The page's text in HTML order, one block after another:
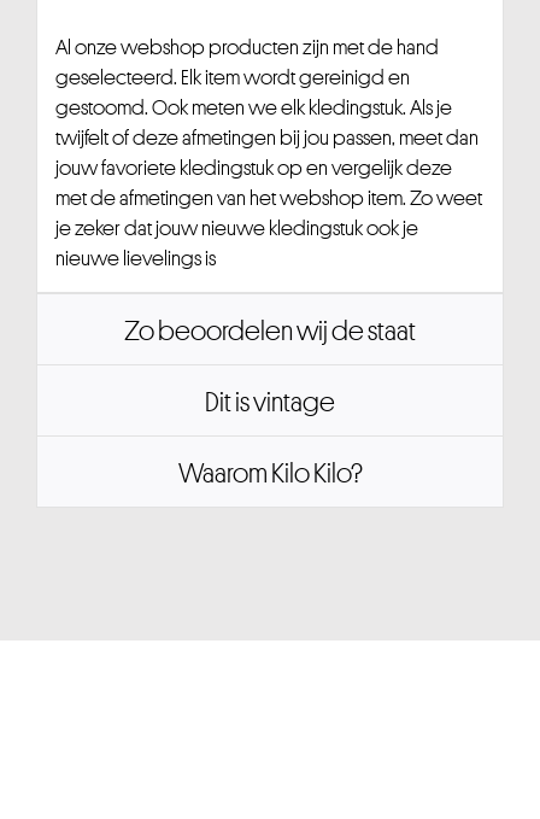
Al onze webshop producten zijn met de hand
geselecteerd. Elk item wordt gereinigd en
gestoomd. Ook meten we elk kledingstuk. Als je
twijfelt of deze afmetingen bij jou passen, meet dan
jouw favoriete kledingstuk op en vergelijk deze
met de afmetingen van het webshop item. Zo weet
je zeker dat jouw nieuwe kledingstuk ook je
nieuwe lievelings is
Zo beoordelen wij de staat
Dit is vintage
Waarom Kilo Kilo?